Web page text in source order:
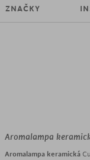
Aromalampa
Aromalampa keramická
ZNAČKY